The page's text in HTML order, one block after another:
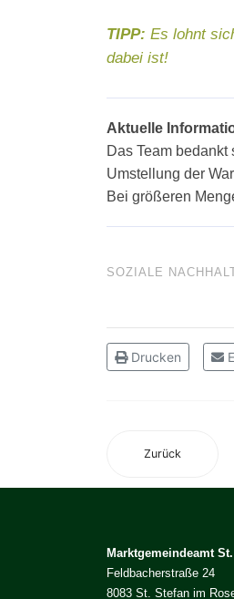
TIPP: Es lohnt
dabei ist!
Aktuelle
Das Team
Umstellung der
Bei größeren
SOZIALE
Drucken
Zurück
Marktgemeindeamt
Feldbacherstraße 24
8083 St. Stefan im